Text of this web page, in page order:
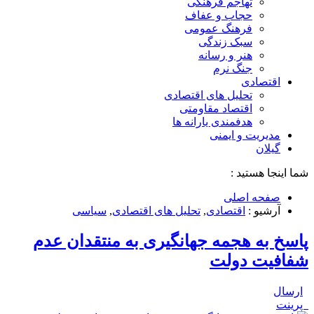
حجاب و عفاف
فرهنگ عمومی
سبک زندگی
هنر و رسانه
جنگ نرم
اقتصادی
تحلیل های اقتصادی
اقتصاد مقاومتی
هدفمندی یارانه ها
مدیریت و ایمنی
گیلان
شما اینجا هستید :
صفحه اصلی
آرشیو : اقتصادی, تحلیل های اقتصادی, سیاسی
پاسخ به هجمه جهانگیری به منتقدان عدم
شفافیت دولت
ارسال
پرینت